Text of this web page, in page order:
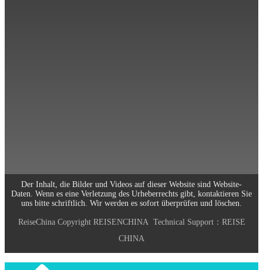
Der Inhalt, die Bilder und Videos auf dieser Website sind Website-
Daten. Wenn es eine Verletzung des Urheberrechts gibt, kontaktieren Sie
uns bitte schriftlich. Wir werden es sofort überprüfen und löschen.
ReiseChinaCopyright REISENCHINA Technical Support： REISE
CHINA